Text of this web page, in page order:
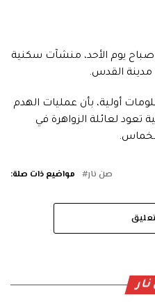
صباح يوم الأحد، منشآت سكنية
القدس.
أولية، بأن عمليات الهدم
لعائلة الزواهرة في
مخماس.
مواضيع ذات صلة: صن نار